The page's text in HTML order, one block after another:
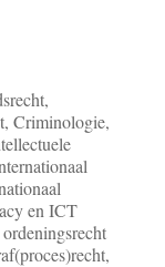
Criminologie,
en ICT